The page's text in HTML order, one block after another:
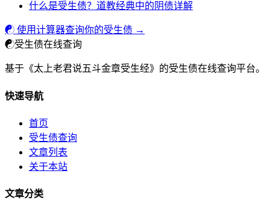
什么是受生债？道教经典中的阴债详解
☯ 使用计算器查询你的受生债 →
☯受生债在线查询
基于《太上老君说五斗金章受生经》的受生债在线查询平台。
快速导航
首页
受生债查询
文章列表
关于本站
文章分类